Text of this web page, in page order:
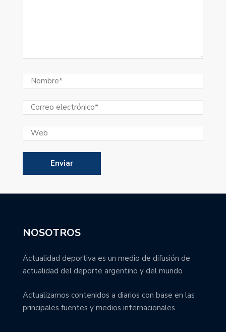
NOSOTROS
Actualidad deportiva es un medio de difusión de
actualidad del deporte argentino y del mundo
Actualizamos contenidos a diarios con base en las
principales fuentes y medios internacionales.